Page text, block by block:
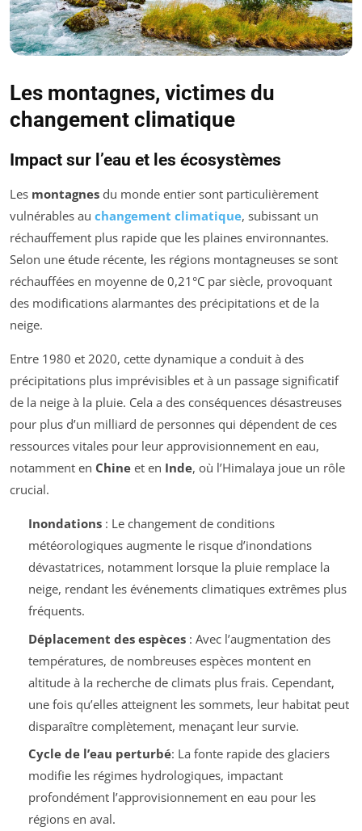
Les montagnes, victimes du
changement climatique
Impact sur l’eau et les écosystèmes
Les montagnes du monde entier sont particulièrement
vulnérables au changement climatique, subissant un
réchauffement plus rapide que les plaines environnantes.
Selon une étude récente, les régions montagneuses se sont
réchauffées en moyenne de 0,21°C par siècle, provoquant
des modifications alarmantes des précipitations et de la
neige.
Entre 1980 et 2020, cette dynamique a conduit à des
précipitations plus imprévisibles et à un passage significatif
de la neige à la pluie. Cela a des conséquences désastreuses
pour plus d’un milliard de personnes qui dépendent de ces
ressources vitales pour leur approvisionnement en eau,
notamment en Chine et en Inde, où l’Himalaya joue un rôle
crucial.
Inondations: Le changement de conditions
météorologiques augmente le risque d’inondations
dévastatrices, notamment lorsque la pluie remplace la
neige, rendant les événements climatiques extrêmes plus
fréquents.
Déplacement des espèces: Avec l’augmentation des
températures, de nombreuses espèces montent en
altitude à la recherche de climats plus frais. Cependant,
une fois qu’elles atteignent les sommets, leur habitat peut
disparaître complètement, menaçant leur survie.
Cycle de l’eau perturbé: La fonte rapide des glaciers
modifie les régimes hydrologiques, impactant
profondément l’approvisionnement en eau pour les
régions en aval.